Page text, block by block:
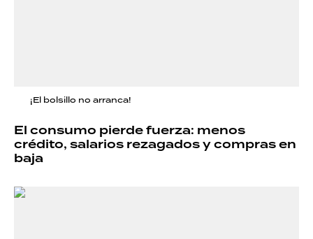
¡El bolsillo no arranca!
El consumo pierde fuerza: menos
crédito, salarios rezagados y compras en
baja